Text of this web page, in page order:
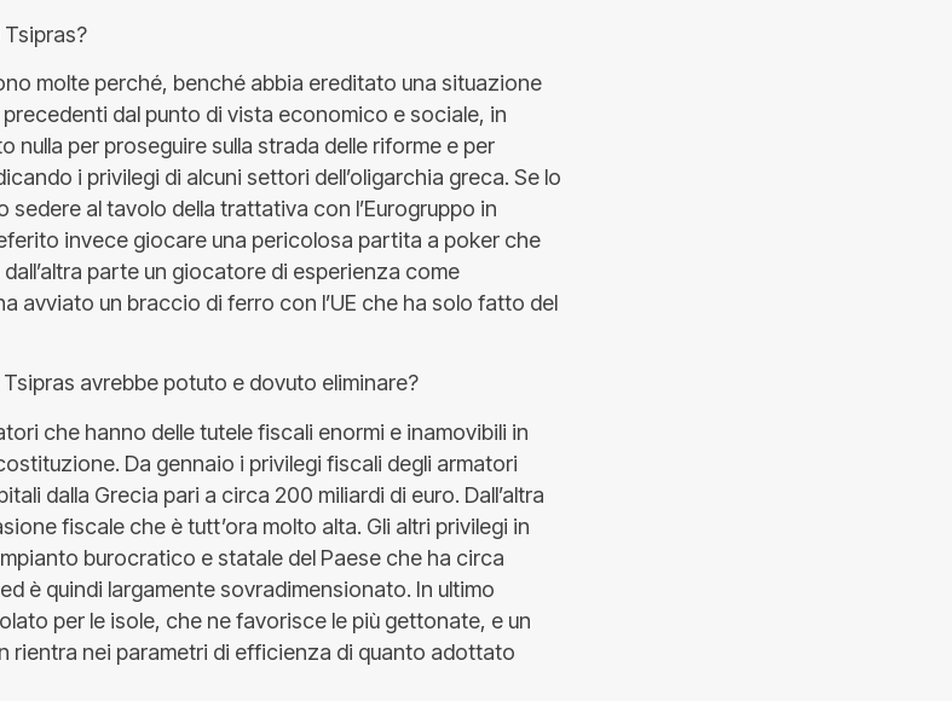
molte perché, benché abbia ereditato una situazione
dal punto di vista economico e sociale, in
nulla per proseguire sulla strada delle riforme e per
i privilegi di alcuni settori dell’oligarchia greca. Se lo
al tavolo della trattativa con l’Eurogruppo in
invece giocare una pericolosa partita a poker che
parte un giocatore di esperienza come
avviato un braccio di ferro con l’UE che ha solo fatto del
avrebbe potuto e dovuto eliminare?
che hanno delle tutele fiscali enormi e inamovibili in
Da gennaio i privilegi fiscali degli armatori
dalla Grecia pari a circa 200 miliardi di euro. Dall’altra
fiscale che è tutt’ora molto alta. Gli altri privilegi in
burocratico e statale del Paese che ha circa
è quindi largamente sovradimensionato. In ultimo
per le isole, che ne favorisce le più gettonate, e un
rientra nei parametri di efficienza di quanto adottato